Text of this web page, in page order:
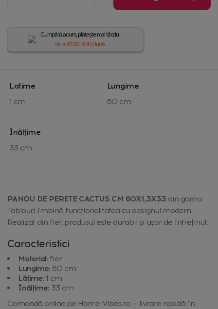
Cumpără acum, plătește mai târziu
de la 86.50RON / lună
Latime
1 cm
Lungime
60 cm
Înălțime
33 cm
PANOU DE PERETE CACTUS CM 60X1,3X33 din gama
Tablouri îmbină funcționalitatea cu designul modern.
Realizat din fier, produsul este durabil și ușor de întreținut.
Caracteristici
Material: fier
Lungime: 60 cm
Lățime: 1 cm
Înălțime: 33 cm
Comandă online pe Home-Vibes.ro — livrare rapidă în